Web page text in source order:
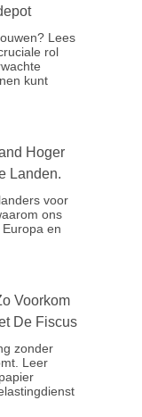
Lees
rol
kunt
Hoger
Landen.
voor
ons
en
Voorkom
De Fiscus
zonder
Leer